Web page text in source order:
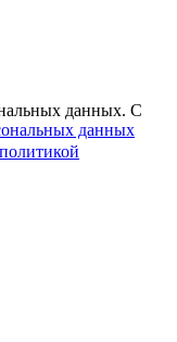
данных. С
данных
политикой